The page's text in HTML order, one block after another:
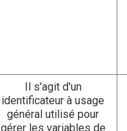
Il s'agit d'un
identificateur à usage
général utilisé pour
gérer les variables de